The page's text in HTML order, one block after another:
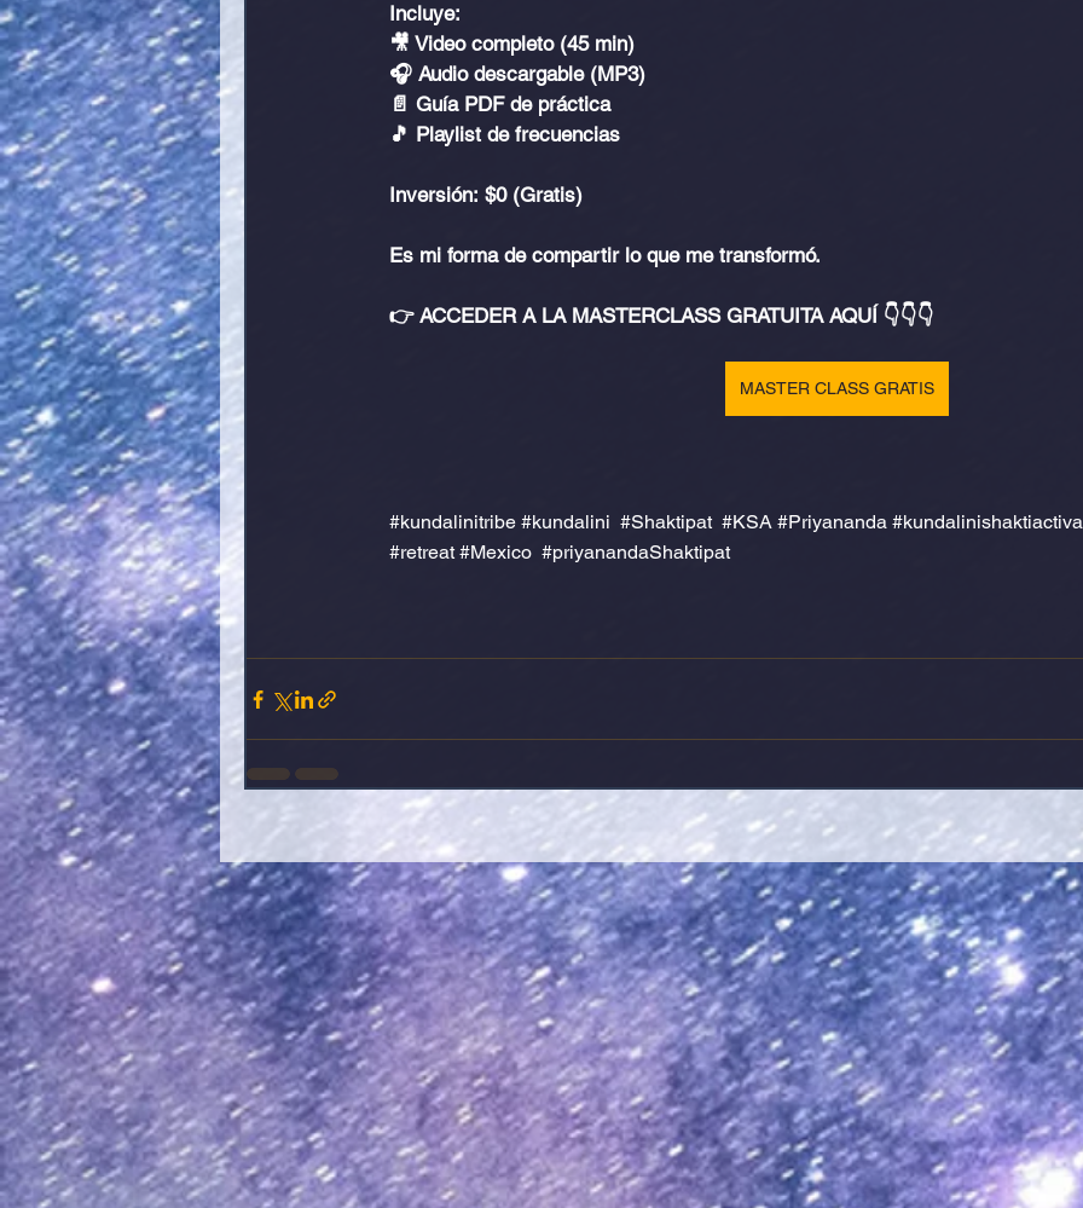
Incluye:
🎥 Video completo (45 min)
🎧 Audio descargable (MP3)
📄 Guía PDF de práctica
🎵 Playlist de frecuencias
Inversión: $0 (Gratis)
Es mi forma de compartir lo que me transformó.
👉 ACCEDER A LA MASTERCLASS GRATUITA AQUÍ 👇👇👇
MASTER CLASS GRATIS
#kundalinitribe #kundalini #Shaktipat #KSA #Priyananda
#retreat #Mexico #priyanandaShaktipat